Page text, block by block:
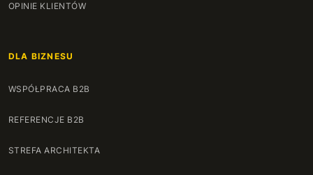
OPINIE KLIENTÓW
DLA BIZNESU
WSPÓŁPRACA B2B
REFERENCJE B2B
STREFA ARCHITEKTA